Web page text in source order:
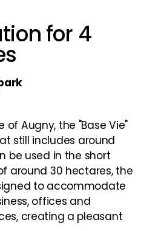
for 4
Augny, the "Base Vie"
still includes around
be used in the short
around 30 hectares, the
to accommodate
offices and
creating a pleasant